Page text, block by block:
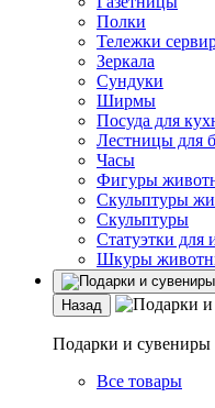
Полки
Тележки
Зеркала
Сундуки
Ширмы
Посуда для
Лестницы для
Часы
Фигуры
Скульптуры
Скульптуры
Статуэтки для
Шкуры
Назад
Подарки и сувениры
Все товары